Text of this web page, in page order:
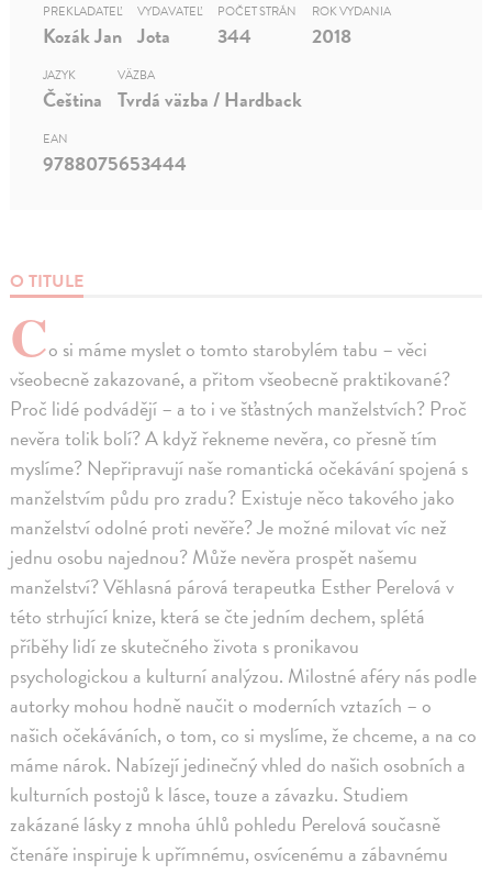
O TITULE
Co si máme myslet o tomto starobylém tabu – věci
všeobecně zakazované, a přitom všeobecně praktikované?
Proč lidé podvádějí – a to i ve šťastných manželstvích? Proč
nevěra tolik bolí? A když řekneme nevěra, co přesně tím
myslíme? Nepřipravují naše romantická očekávání spojená s
manželstvím půdu pro zradu? Existuje něco takového jako
manželství odolné proti nevěře? Je možné milovat víc než
jednu osobu najednou? Může nevěra prospět našemu
manželství? Věhlasná párová terapeutka Esther Perelová v
této strhující knize, která se čte jedním dechem, splétá
příběhy lidí ze skutečného života s pronikavou
psychologickou a kulturní analýzou. Milostné aféry nás podle
autorky mohou hodně naučit o moderních vztazích – o
našich očekáváních, o tom, co si myslíme, že chceme, a na co
máme nárok. Nabízejí jedinečný vhled do našich osobních a
kulturních postojů k lásce, touze a závazku. Studiem
zakázané lásky z mnoha úhlů pohledu Perelová současně
čtenáře inspiruje k upřímnému, osvícenému a zábavnému
PREKLADATEĽ
Kozák Jan
VYDAVATEĽ
Jota
POČET STRÁN
344
ROK VYDANIA
2018
JAZYK
Čeština
VÄZBA
Tvrdá väzba / Hardback
EAN
9788075653444